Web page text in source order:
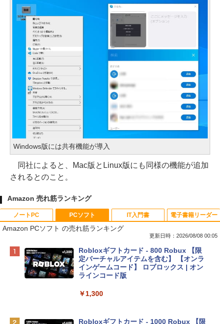
Windows版には共有機能が導入
同社によると、Mac版とLinux版にも同様の機能が追加
されるとのこと。
Amazon 売れ筋ランキング
ノートPC
Apple 2026 MacBook Neo A18 Proチッ
プ搭載13インチノートブック：AIとAppl
e Intelligence、Liquid Retinaディスプ
レイ、8GBメモリ、512GB SSD、1080p
ィゴ + 3年延長 AppleCare+ for 13インチ
￥162,598
PCソフト
Amazon PCソフト の売れ筋ランキング
更新日時：2026/08/08 00:05
Robloxギフトカード - 800 Robux 【限
定バーチャルアイテムを含む】 【オンラ
インゲームコード】 ロブロックス | オン
ラインコード版
￥1,300
Robloxギフトカード - 1000 Robux 【限
IT入門書 電子書籍リーダー